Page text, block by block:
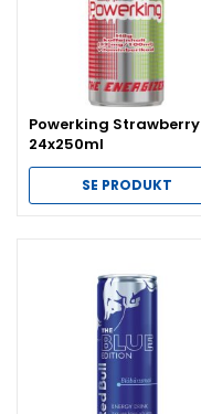
Powerking Strawberry
24x250ml
SE PRODUKT